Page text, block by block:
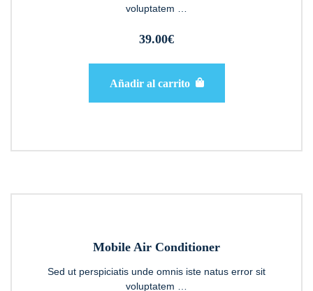
voluptatem …
39.00€
Añadir al carrito
Mobile Air Conditioner
Sed ut perspiciatis unde omnis iste natus error sit
voluptatem …